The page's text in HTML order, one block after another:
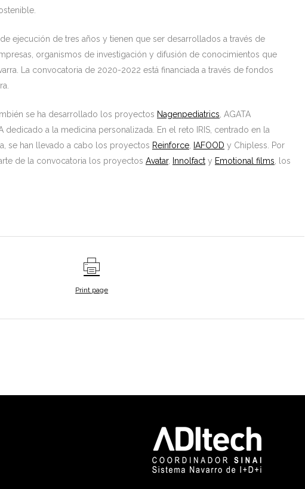
ejecución de tres años y tienen que ser desarrollados a través de
organismos de investigación y difusión de conocimientos que
La convocatoria de 2020-2022 está financiada a través de fondos
se ha desarrollado los proyectos Nagenpediatrics , AGATA
dedicado a la medicina personalizada. En el reto IRIS, centrado en la
se han llevado a cabo los proyectos Reinforce IAFOOD y Chipless. Por
de la convocatoria los proyectos Avatar, Innolfact y Emotional films , los
Print page